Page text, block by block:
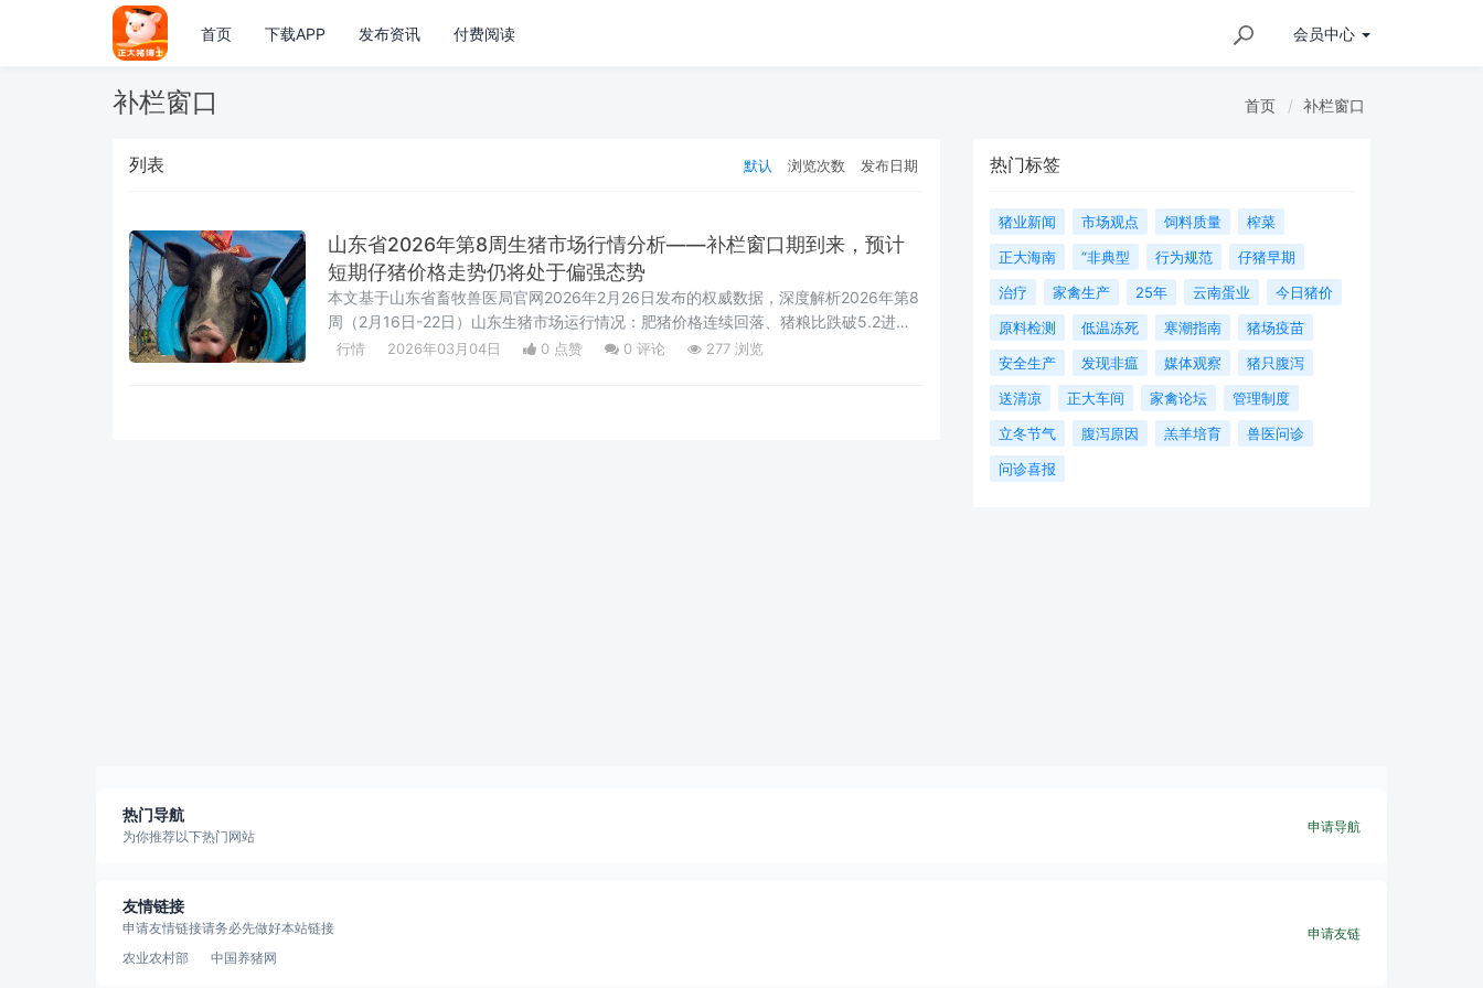
首页 下载APP 发布资讯 付费阅读 会员中心
补栏窗口 首页 补栏窗口
列表 默认 浏览次数 发布日期
山东省2026年第8周生猪市场行情分析——补栏窗口期到来，预计
短期仔猪价格走势仍将处于偏强态势
本文基于山东省畜牧兽医局官网2026年2月26日发布的权威数据，深度解析2026年第8
周（2月16日-22日）山东生猪市场运行情况：肥猪价格连续回落、猪粮比跌破5.2进入
中度亏损区间，仔猪价格创年内新高但涨幅收窄；分析供给端节后出栏减少、需求端消
行情 2026年03月04日 0 点赞 0 评论 277 浏览
热门标签
猪业新闻 市场观点 饲料质量
榨菜
正大海南
“非典型 行为规范
仔猪早期
治疗
家禽生产 25年 云南蛋业
今日猪价
原料检测
低温冻死 寒潮指南
猪场疫苗
安全生产
发现非瘟 媒体观察
猪只腹泻
送清凉
正大车间 家禽论坛
管理制度
立冬节气
腹泻原因 羔羊培育
兽医问诊
问诊喜报
热门导航
为你推荐以下热门网站
申请导航
友情链接
申请友情链接请务必先做好本站链接
农业农村部
中国养猪网
申请友链